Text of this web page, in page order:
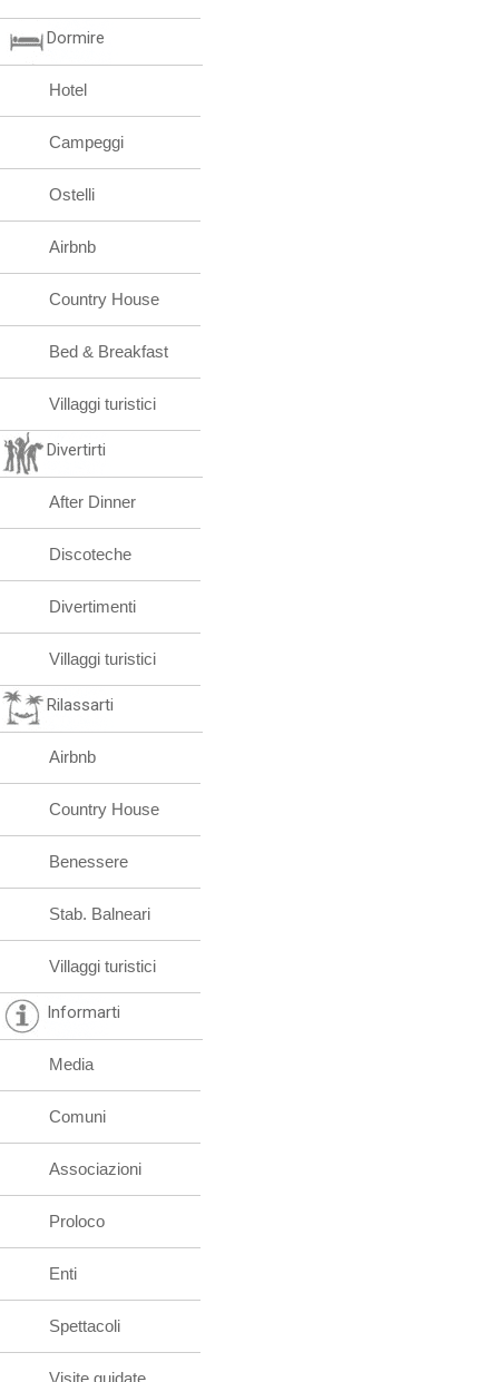
Dormire
Hotel
Campeggi
Ostelli
Airbnb
Country House
Bed & Breakfast
Villaggi turistici
Divertirti
After Dinner
Discoteche
Divertimenti
Villaggi turistici
Rilassarti
Airbnb
Country House
Benessere
Stab. Balneari
Villaggi turistici
Informarti
Media
Comuni
Associazioni
Proloco
Enti
Spettacoli
Visite guidate